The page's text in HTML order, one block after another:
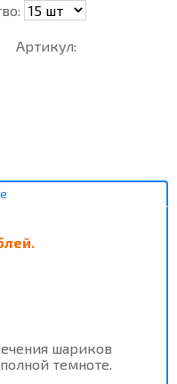
Артикул:
шариков
темноте.